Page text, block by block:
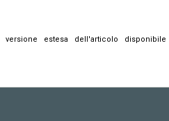
versione estesa dell'articolo